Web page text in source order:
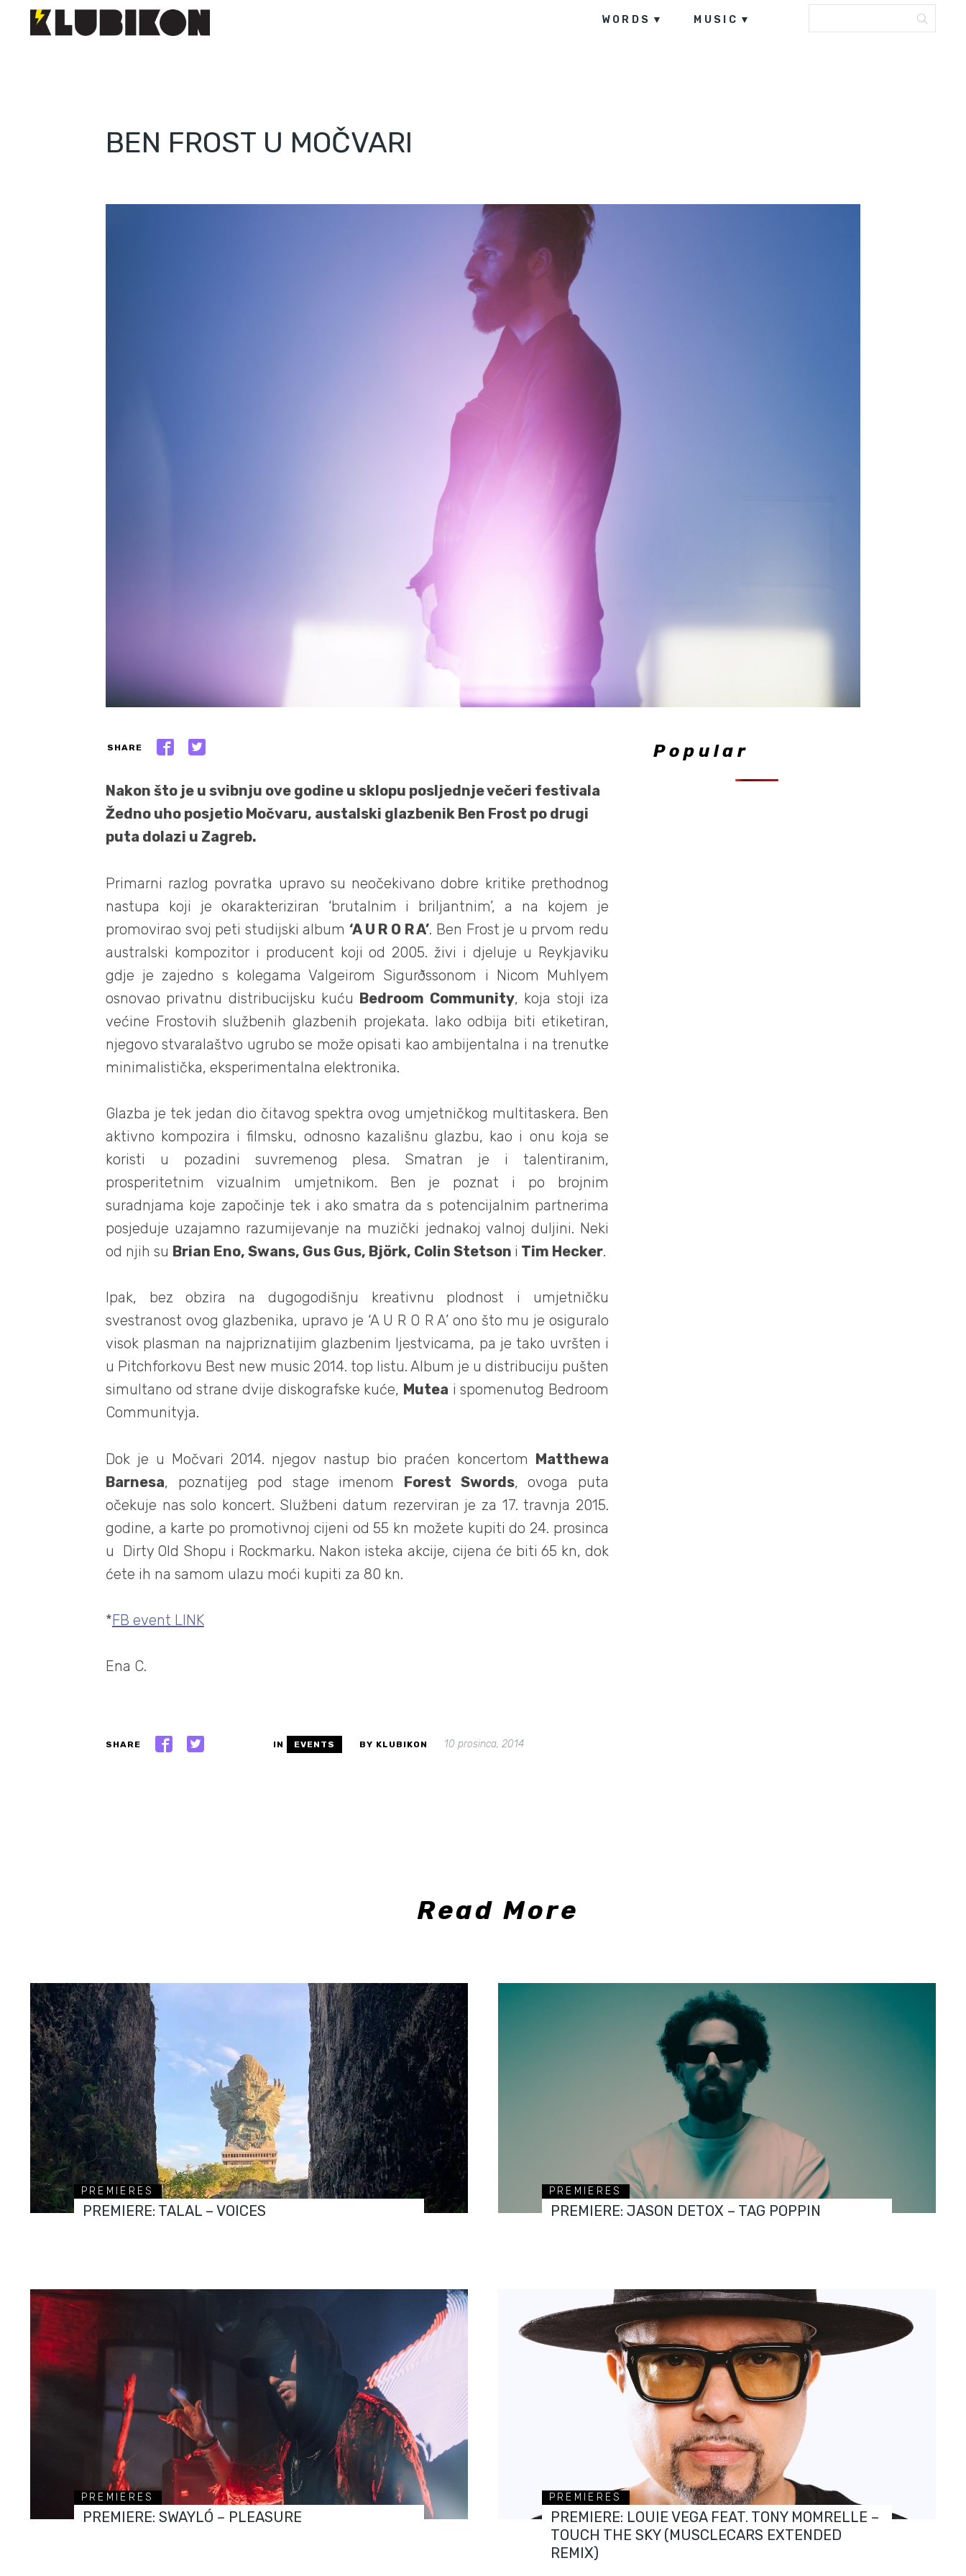
WORDS MUSIC
BEN FROST U MOČVARI
SHARE
Nakon što je u svibnju ove godine u sklopu posljednje večeri festivala
Žedno uho posjetio Močvaru, austalski glazbenik Ben Frost po drugi
puta dolazi u Zagreb.
Primarni razlog povratka upravo su neočekivano dobre kritike prethodnog
nastupa koji je okarakteriziran ‘brutalnim i briljantnim’, a na kojem je
promovirao svoj peti studijski album‘A U R O R A’. Ben Frost je u prvom redu
australski kompozitor i producent koji od 2005. živi i djeluje u Reykjaviku
gdje je zajedno s kolegama Valgeirom Sigurðssonom i Nicom Muhlyem
osnovao privatnu distribucijsku kuću Bedroom Community, koja stoji iza
većine Frostovih službenih glazbenih projekata. Iako odbija biti etiketiran,
njegovo stvaralaštvo ugrubo se može opisati kao ambijentalna i na trenutke
minimalistička, eksperimentalna elektronika.
Glazba je tek jedan dio čitavog spektra ovog umjetničkog multitaskera. Ben
aktivno kompozira i filmsku, odnosno kazališnu glazbu, kao i onu koja se
koristi u pozadini suvremenog plesa. Smatran je i talentiranim,
prosperitetnim vizualnim umjetnikom. Ben je poznat i po brojnim
suradnjama koje započinje tek i ako smatra da s potencijalnim partnerima
posjeduje uzajamno razumijevanje na muzički jednakoj valnoj duljini. Neki
od njih su Brian Eno, Swans, Gus Gus, Björk, Colin Stetson i Tim Hecker.
Ipak, bez obzira na dugogodišnju kreativnu plodnost i umjetničku
svestranost ovog glazbenika, upravo je ‘A U R O R A’ono što mu je osiguralo
visok plasman na najpriznatijim glazbenim ljestvicama, pa je tako uvršten i
u Pitchforkovu Best new music 2014. top listu. Album je u distribuciju pušten
simultano od strane dvije diskografske kuće, Mutea i spomenutog Bedroom
Communityja.
Dok je u Močvari 2014. njegov nastup bio praćen koncertom Matthewa
Barnesa, poznatijeg pod stage imenom Forest Swords, ovoga puta
očekuje nas solo koncert. Službeni datum rezerviran je za 17. travnja 2015.
godine, a karte po promotivnoj cijeni od 55 kn možete kupiti do 24. prosinca
u Dirty Old Shopu i Rockmarku. Nakon isteka akcije, cijena će biti 65 kn, dok
ćete ih na samom ulazu moći kupiti za 80 kn.
*FB event LINK
Ena C.
SHARE IN EVENTS BY KLUBIKON 10 prosinca, 2014
Popular
Read More
PREMIERES
PREMIERE: TALAL – VOICES
PREMIERES
PREMIERE: JASON DETOX – TAG POPPIN
PREMIERES
PREMIERE: SWAYLÓ – PLEASURE
PREMIERES
PREMIERE: LOUIE VEGA FEAT. TONY MOMRELLE –
TOUCH THE SKY (MUSCLECARS EXTENDED
REMIX)